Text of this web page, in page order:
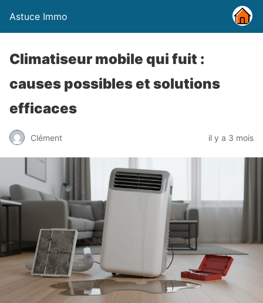
Astuce Immo
Climatiseur mobile qui fuit :
causes possibles et solutions
efficaces
Clément il y a 3 mois